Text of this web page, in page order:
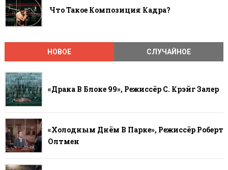
Что Такое Композиция Кадра?
НОВОЕ СЛУЧАЙНОЕ
«Драка В Блоке 99», Режиссёр С. Крэйг Залер
«Холодным Днём В Парке», Режиссёр Роберт
Олтмен